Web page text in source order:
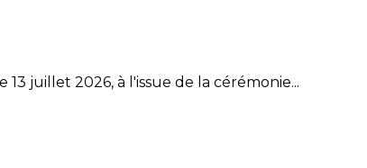
juillet 2026, à l'issue de la cérémonie...